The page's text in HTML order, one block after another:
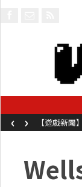
【遊戲新
容同時系舊
‹ ›